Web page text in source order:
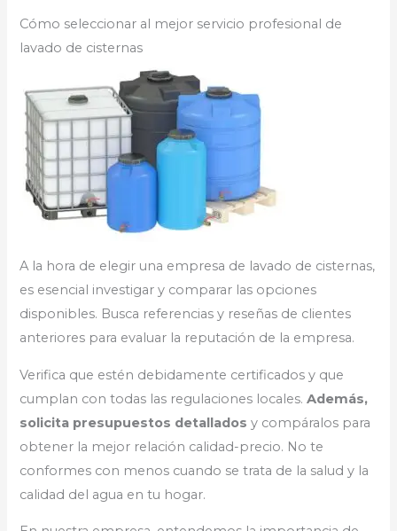
Cómo seleccionar al mejor servicio profesional de
lavado de cisternas
A la hora de elegir una empresa de lavado de cisternas,
es esencial investigar y comparar las opciones
disponibles. Busca referencias y reseñas de clientes
anteriores para evaluar la reputación de la empresa.
Verifica que estén debidamente certificados y que
cumplan con todas las regulaciones locales.Además,
solicita presupuestos detallados y compáralos para
obtener la mejor relación calidad-precio. No te
conformes con menos cuando se trata de la salud y la
calidad del agua en tu hogar.